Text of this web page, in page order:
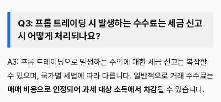
Q3: 프롭 트레이딩 시 발생하는 수수료는 세금 신고
시 어떻게 처리되나요?
A3: 프롭 트레이딩으로 발생하는 수익에 대한 세금 신고는 복잡할
수 있으며, 국가별 세법에 따라 다릅니다. 일반적으로 거래 수수료는
매매 비용으로 인정되어 과세 대상 소득에서 차감될 수 있습니다.